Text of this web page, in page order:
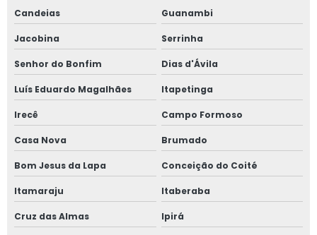
Candeias Guanambi
Jacobina Serrinha
Senhor do Bonfim Dias d'Ávila
Luís Eduardo Magalhães Itapetinga
Irecê Campo Formoso
Casa Nova Brumado
Bom Jesus da Lapa Conceição do Coité
Itamaraju Itaberaba
Cruz das Almas Ipirá